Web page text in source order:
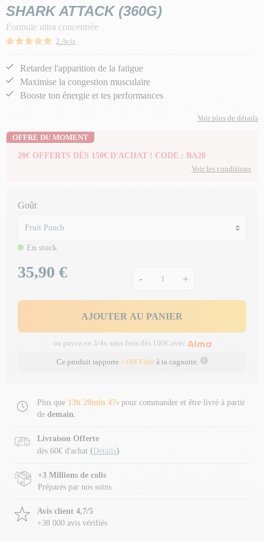
SHARK ATTACK (360G)
Formule ultra concentrée
2 Avis
Retarder l'apparition de la fatigue
Maximise la congestion musculaire
Booste ton énergie et tes performances
Voir plus de détails
OFFRE DU MOMENT
20€ OFFERTS DÈS 150€ D'ACHAT ! CODE : BA20
Voir les conditions
Goût
En stock
Prix
35,90 € - +
AJOUTER AU PANIER
ou payez en 3/4x sans frais dès 100€ avec
Ce produit rapporte +108 Fitizà ta cagnotte.
Plus que 13h 20min 46s pour commander et être livré à partir
de demain.
Livraison Offerte
dès 60€ d'achat ( Détails)
+3 Millions de colis
Préparés par nos soins
Avis client 4,7/5
+38 000 avis vérifiés